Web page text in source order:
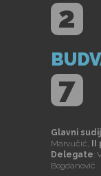
2
7
Glavni
Marvučić,
Delegate:
Bogdanović